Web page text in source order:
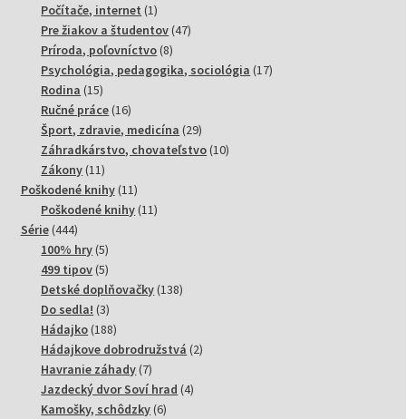
produktov
Počítače, internet 11
produkt
Pre žiakov a študentov 4747
Príroda, poľovníctvo 88
produktov
Psychológia, pedagogika, sociológia 1717
Rodina 1515
produktov
Ručné práce 1616
produktov
Šport, zdravie, medicína 2929
produktov
Záhradkárstvo, chovateľstvo 1010
Zákony 1111
produktov
Poškodené knihy 1111
produktov
Poškodené knihy 1111
Série 444444
produktov
100% hry 55
produktov
499 tipov 55
produktov
Detské doplňovačky 138138
Do sedla! 33
produkty
Hádajko 188188
produktov
Hádajkove dobrodružstvá 22
Havranie záhady 77
produktov
Jazdecký dvor Soví hrad 44
Kamošky, schôdzky 66